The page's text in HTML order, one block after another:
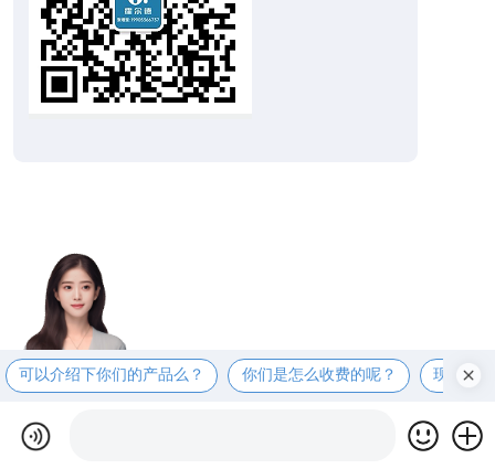
可以介绍下你们的产品么？ 你们是怎么收费的呢？ 现在有